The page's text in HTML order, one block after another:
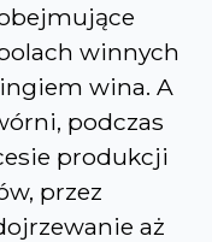
winnych
wina. A
podczas
produkcji
przez
aż